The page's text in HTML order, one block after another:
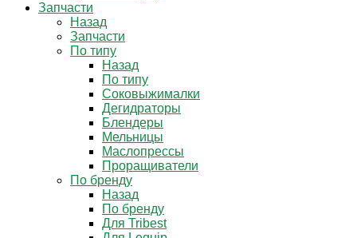
Запчасти
Назад
Запчасти
По типу
Назад
По типу
Соковыжималки
Дегидраторы
Блендеры
Мельницы
Маслопрессы
Проращиватели
По бренду
Назад
По бренду
Для Tribest